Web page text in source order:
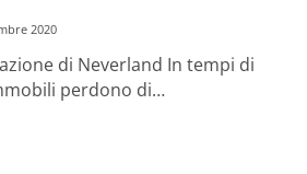
2020
di Neverland In tempi di
perdono di…